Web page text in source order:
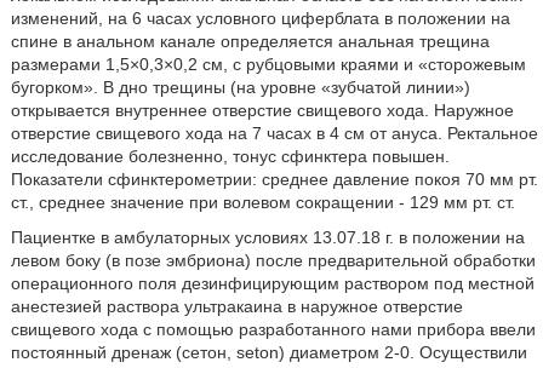
изменений, на 6 часах условного циферблата в положении на
спине в анальном канале определяется анальная трещина
размерами 1,5×0,3×0,2 см, с рубцовыми краями и «сторожевым
бугорком». В дно трещины (на уровне «зубчатой линии»)
открывается внутреннее отверстие свищевого хода. Наружное
отверстие свищевого хода на 7 часах в 4 см от ануса. Ректальное
исследование болезненно, тонус сфинктера повышен.
Показатели сфинктерометрии: среднее давление покоя 70 мм рт.
ст., среднее значение при волевом сокращении - 129 мм рт. ст.
Пациентке в амбулаторных условиях 13.07.18 г. в положении на
левом боку (в позе эмбриона) после предварительной обработки
операционного поля дезинфицирующим раствором под местной
анестезией раствора ультракаина в наружное отверстие
свищевого хода с помощью разработанного нами прибора ввели
постоянный дренаж (сетон, seton) диаметром 2-0. Осуществили